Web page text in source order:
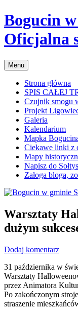
Przejdź
do
treści
Bogucin
Oficjalna
Menu
Strona główna
SPIS CAŁEJ
Czujnik smogu
Projekt
Galeria
Kalendarium
Mapka
Ciekawe linki z
Mapy
Napisz do
Załoga bloga,
Warsztaty
dużym
Dodaj komentarz
31 października w
Warsztaty
przez Animatora
Po zakończonym
straszenie